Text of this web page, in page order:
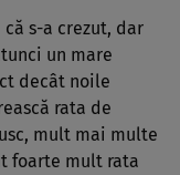
că s-a crezut, dar
un mare
decât noile
rata de
mult mai multe
foarte mult rata